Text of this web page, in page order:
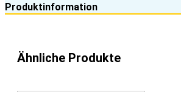
Stk
Produktinformation
Ähnliche Produkte